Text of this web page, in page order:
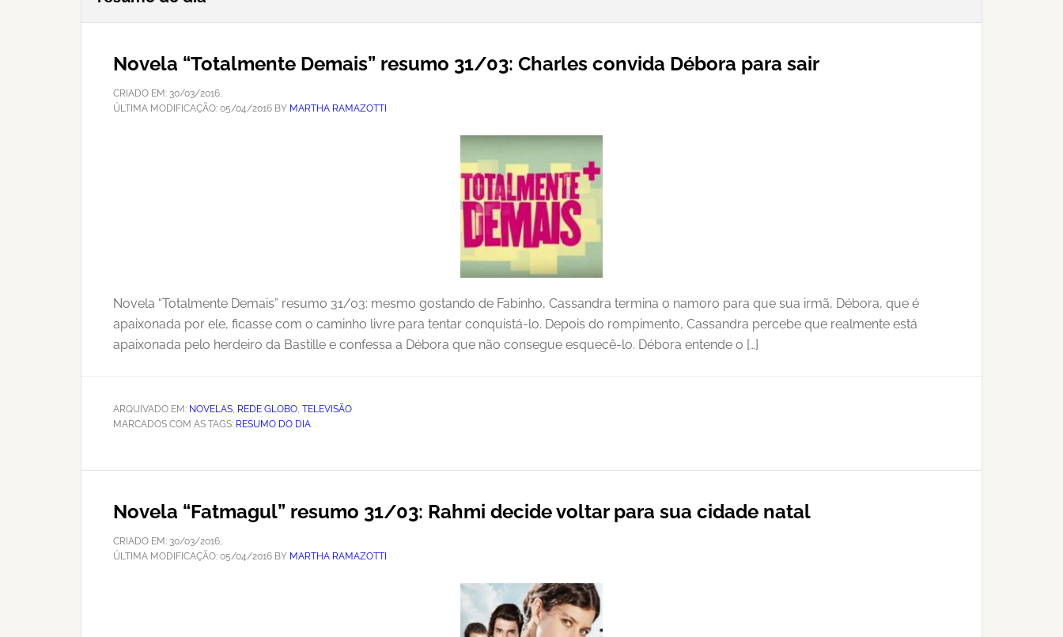
Novela “Totalmente Demais” resumo 31/03: Charles convida Débora para sair
CRIADO EM: 30/03/2016,
ÚLTIMA MODIFICAÇÃO: 05/04/2016 BY MARTHA RAMAZOTTI
Novela “Totalmente Demais” resumo 31/03: mesmo gostando de Fabinho, Cassandra termina o namoro para que sua irmã, Débora, que é
apaixonada por ele, ficasse com o caminho livre para tentar conquistá-lo. Depois do rompimento, Cassandra percebe que realmente está
apaixonada pelo herdeiro da Bastille e confessa a Débora que não consegue esquecê-lo. Débora entende o […]
ARQUIVADO EM: NOVELAS, REDE GLOBO, TELEVISÃO
MARCADOS COM AS TAGS: RESUMO DO DIA
Novela “Fatmagul” resumo 31/03: Rahmi decide voltar para sua cidade natal
CRIADO EM: 30/03/2016,
ÚLTIMA MODIFICAÇÃO: 05/04/2016 BY MARTHA RAMAZOTTI